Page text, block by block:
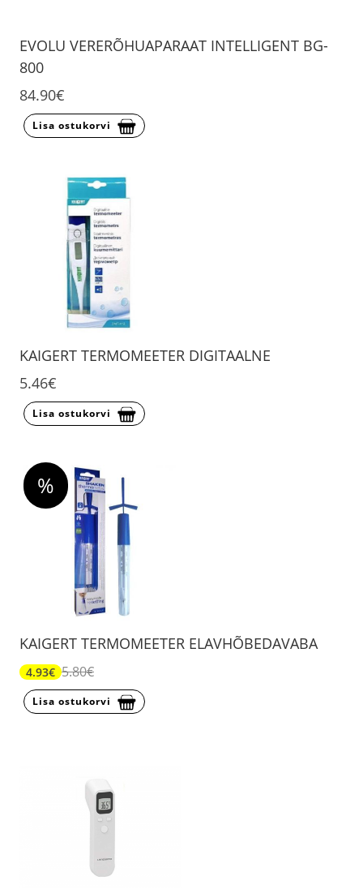
EVOLU VERERÕHUAPARAAT INTELLIGENT BG-
800
84.90€
Lisa ostukorvi
KAIGERT TERMOMEETER DIGITAALNE
5.46€
Lisa ostukorvi
%
KAIGERT TERMOMEETER ELAVHÕBEDAVABA
4.93€ 5.80€
Lisa ostukorvi